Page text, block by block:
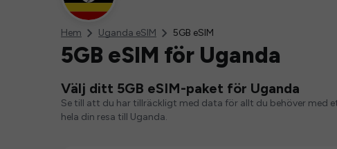
Hem Uganda eSIM 5GB eSIM
5GB eSIM för Uganda
Välj ditt 5GB eSIM-paket för Uganda
Se till att du har tillräckligt med data för allt du behöver med
hela din resa till Uganda.